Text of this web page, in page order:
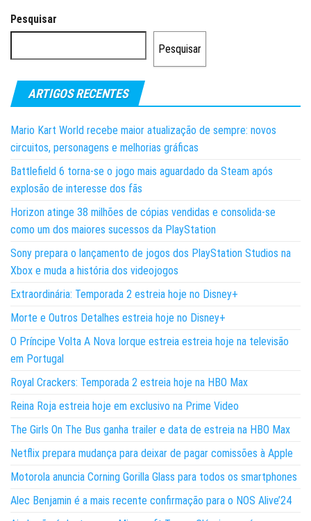
Pesquisar
Pesquisar
ARTIGOS RECENTES
Mario Kart World recebe maior atualização de sempre: novos
circuitos, personagens e melhorias gráficas
Battlefield 6 torna-se o jogo mais aguardado da Steam após
explosão de interesse dos fãs
Horizon atinge 38 milhões de cópias vendidas e consolida-se
como um dos maiores sucessos da PlayStation
Sony prepara o lançamento de jogos dos PlayStation Studios na
Xbox e muda a história dos videojogos
Extraordinária: Temporada 2 estreia hoje no Disney+
Morte e Outros Detalhes estreia hoje no Disney+
O Príncipe Volta A Nova Iorque estreia estreia hoje na televisão
em Portugal
Royal Crackers: Temporada 2 estreia hoje na HBO Max
Reina Roja estreia hoje em exclusivo na Prime Video
The Girls On The Bus ganha trailer e data de estreia na HBO Max
Netflix prepara mudança para deixar de pagar comissões à Apple
Motorola anuncia Corning Gorilla Glass para todos os smartphones
Alec Benjamin é a mais recente confirmação para o NOS Alive’24